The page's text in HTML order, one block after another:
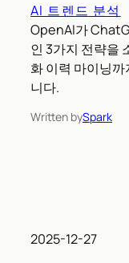
AI 트렌드 분석
OpenAI가
인 3가지 전략을
화 이력 마이닝까
니다.
Written bySpark
2025-12-27